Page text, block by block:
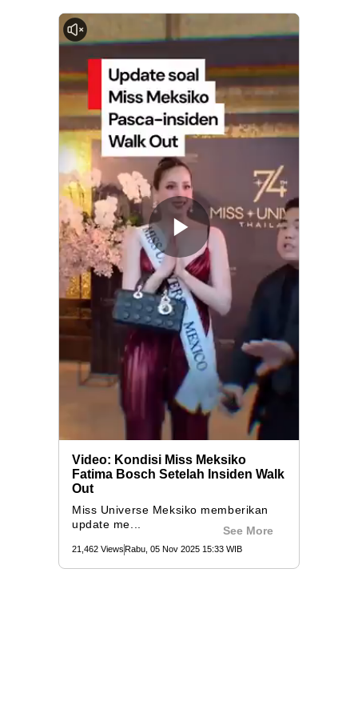
0:00
Memutarkan
Video
Video: Kondisi Miss Meksiko
Fatima Bosch Setelah Insiden Walk
Out
Miss Universe Meksiko memberikan
update me...
See More
21,462 Views Rabu, 05 Nov 2025 15:33 WIB